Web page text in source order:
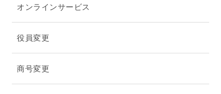
オンラインサービス
役員変更
商号変更